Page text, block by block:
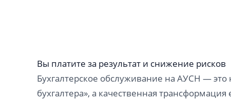
Вы платите за результат и снижение рисков
Бухгалтерское обслуживание на АУСН — это
бухгалтера», а качественная